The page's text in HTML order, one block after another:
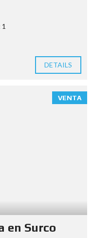
1
DETAILS
VENTA
en Surco